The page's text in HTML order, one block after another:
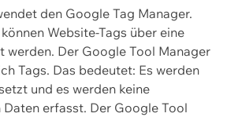
den Google Tag Manager.
Website-Tags über eine
werden. Der Google Tool Manager
Tags. Das bedeutet: Es werden
und es werden keine
erfasst. Der Google Tool